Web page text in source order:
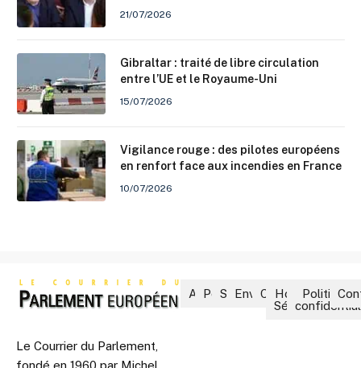
21/07/2026
Gibraltar : traité de libre circulation
entre l’UE et le Royaume-Uni
15/07/2026
Vigilance rouge : des pilotes européens
en renfort face aux incendies en France
10/07/2026
Le Courrier du Parlement,
Accueil
Politique
Société
Environnement
CultureHors-
Séries
Politique